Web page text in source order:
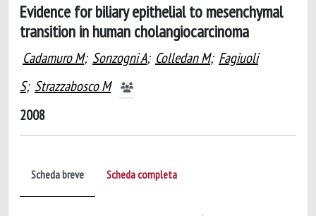
Evidence for biliary epithelial to mesenchymal
transition in human cholangiocarcinoma
Cadamuro M; Sonzogni A; Colledan M; Fagiuoli
S; Strazzabosco M
2008
Scheda breve Scheda completa